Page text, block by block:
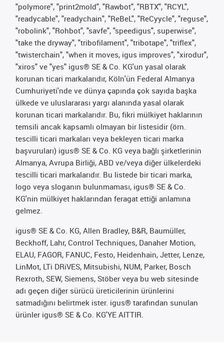
"polymore", "print2mold", "Rawbot", "RBTX", "RCYL",
"readycable", "readychain", "ReBeL", "ReCyycle", "reguse",
"robolink", "Rohbot", "savfe", "speedigus", superwise",
"take the dryway", "tribofilament", "tribotape", "triflex",
"twisterchain", "when it moves, igus improves", "xirodur",
"xiros" ve "yes" igus® SE & Co. KG'un yasal olarak
korunan ticari markalarıdır, Köln'ün Federal Almanya
Cumhuriyeti'nde ve dünya çapında çok sayıda başka
ülkede ve uluslararası yargı alanında yasal olarak
korunan ticari markalarıdır. Bu, fikri mülkiyet haklarının
temsili ancak kapsamlı olmayan bir listesidir (örn.
tescilli ticari markaları veya bekleyen ticari marka
başvuruları) igus® SE & Co. KG veya bağlı şirketlerinin
Almanya, Avrupa Birliği, ABD ve/veya diğer ülkelerdeki
tescilli ticari markalarıdır. Bu listede bir ticari marka,
logo veya sloganın bulunmaması, igus® SE & Co.
KG'nin mülkiyet haklarından feragat ettiği anlamına
gelmez.
igus® SE & Co. KG, Allen Bradley, B&R, Baumüller,
Beckhoff, Lahr, Control Techniques, Danaher Motion,
ELAU, FAGOR, FANUC, Festo, Heidenhain, Jetter, Lenze,
LinMot, LTi DRiVES, Mitsubishi, NUM, Parker, Bosch
Rexroth, SEW, Siemens, Stöber veya bu web sitesinde
adı geçen diğer sürücü üreticilerinin ürünlerini
satmadığını belirtmek ister. igus® tarafından sunulan
ürünler igus® SE & Co. KG'YE AITTIR.